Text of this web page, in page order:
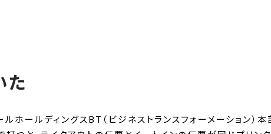
た
ホールディングスBT（ビジネストランスフォーメーション）